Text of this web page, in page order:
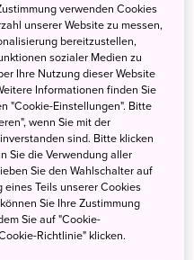
Neue Broschüre
Tourism Organization
verwenden Cookies
unserer Website zu messen,
bereitzustellen,
sozialer Medien zu
Ihre Nutzung dieser Website
Informationen finden Sie
"Cookie-Einstellungen". Bitte
wenn Sie mit der
sind. Bitte klicken
Sie die Verwendung aller
Sie den Wahlschalter auf
eines Teils unserer Cookies
Sie Ihre Zustimmung
Sie auf "Cookie-
Richtlinie" klicken.